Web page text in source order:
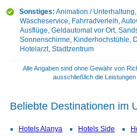
Sonstiges: Animation /
Wäscheservice, Fahrradverleih,
Ausflüge, Geldautomat vor Ort,
Sonnenschirme, Kinderhochstühle,
Hotelarzt, Stadtzentrum
Alle Angaben sind ohne Gewähr von
ausschließlich die
Beliebte Destinationen im
Hotels Alanya Hotels Side